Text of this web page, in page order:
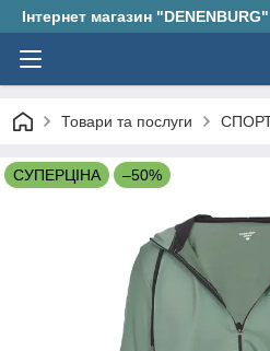
Інтернет магазин "DENENBURG"
Товари та послуги
СУПЕРЦІНА –50%